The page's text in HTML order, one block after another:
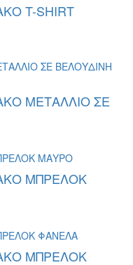
T-SHIRT
ΜΕΤΑΛΛΙΟ ΣΕ
ΜΠΡΕΛΟΚ
ΜΠΡΕΛΟΚ